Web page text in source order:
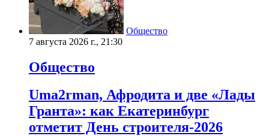
Общество
7 августа 2026 г., 21:30
Общество
Uma2rman, Афродита и две «Лады
Гранта»: как Екатеринбург
отметит День строителя-2026